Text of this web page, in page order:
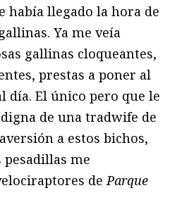
había llegado la hora de
Ya me veía
gallinas cloqueantes,
prestas a poner al
día. El único pero que le
de una tradwife de
a estos bichos,
pesadillas me
deParque